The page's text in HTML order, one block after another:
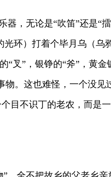
，无论是“吹笛”还是“
环）打着个毕月乌（乌
叉”，银铮的“斧”，黄
。这也难怪，一个没
不识丁的老农，而是一